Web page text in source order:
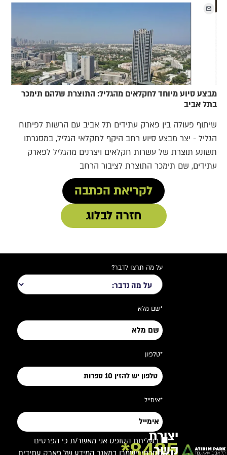
מבצע סיוע מיוחד לחקלאים מהגליל: התוצרת שלהם תימכר
בתל אביב
שיתוף פעולה בין פארק עתידים תל אביב עם הרשות לפיתוח
הגליל - יצר מבצע סיוע רחב היקף לחקלאי הגליל, במסגרתו
תשונע תוצרת של עשרות חקלאים ויצרנים מהגליל לפארק
עתידים, שם תימכר התוצרת לציבור הרחב
חזרה לבלוג
לקריאת הכתבה
יצירת
קשר
על מה תרצו לדבר?
*שם מלא
*טלפון
*אימייל
בשליחת הטופס אני מאשר/ת כי הפרטים